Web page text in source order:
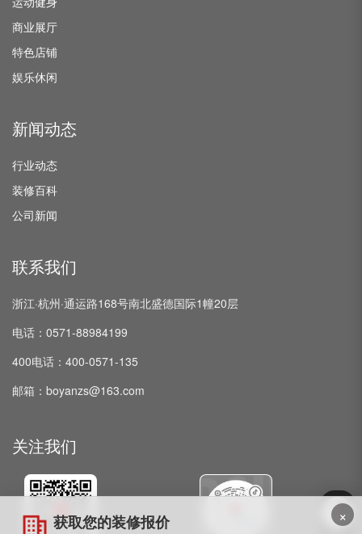
商业展厅
特色店铺
娱乐休闲
新闻动态
行业动态
装修百科
公司新闻
联系我们
浙江·杭州·通运路168号南北盛德国际1幢20层
电话：0571-88984199
400电话：400-0571-135
邮箱：boyanzs@163.com
关注我们
获取您的装修报价 ×